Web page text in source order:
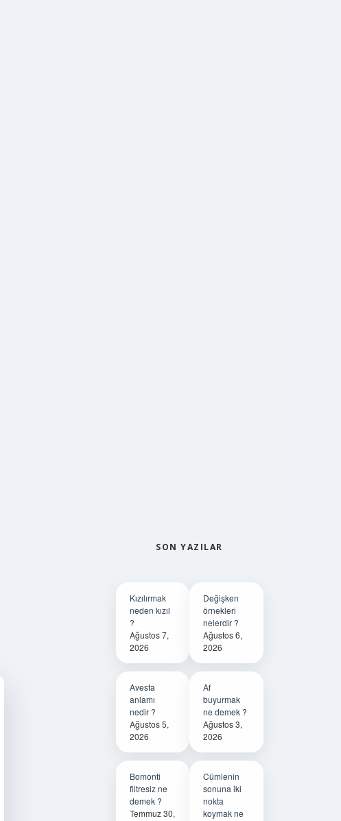
SON YAZILAR
Kızılırmak
neden kızıl
?
Ağustos 7,
2026
Değişken
örnekleri
nelerdir ?
Ağustos 6,
2026
Avesta
anlamı
nedir ?
Ağustos 5,
2026
Af
buyurmak
ne demek ?
Ağustos 3,
2026
Bomonti
filtresiz ne
demek ?
Temmuz 30,
Cümlenin
sonuna iki
nokta
koymak ne